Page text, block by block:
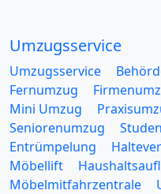
Umzugsservice
Umzugsservice
Fernumzug
Mini Umzug
Seniorenumzug
Entrümpelung
Möbellift
Möbelmitfahrzentrale